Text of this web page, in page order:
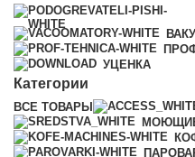
УЦЕНКА
Категории
ВСЕ ТОВАРЫ